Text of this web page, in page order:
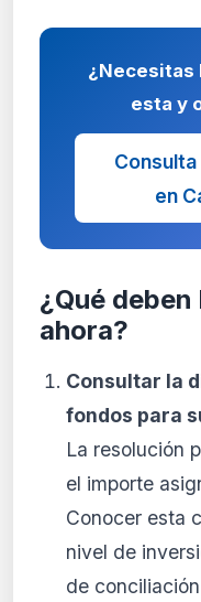
¿Necesitas
esta y
en
¿Qué
ahora?
Consultar la
fondos para
La resolución
el importe
Conocer esta
nivel de
de